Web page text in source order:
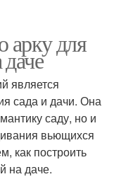
арку для
является
сада и дачи. Она
саду, но и
вьющихся
как построить
на даче.